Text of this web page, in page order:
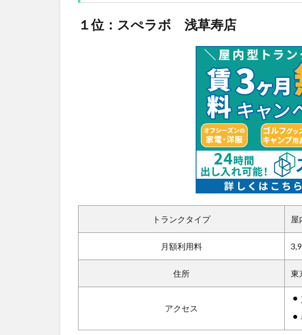
１位：スぺラボ 浅草寿店
トランクタイプ 屋
月額利用料
住所 東
アクセス